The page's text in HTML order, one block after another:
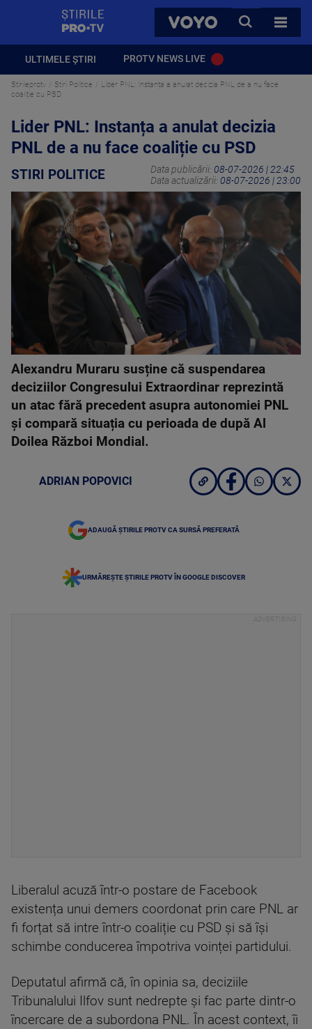
VOYO
CAUTA
TOATE
ULTIMELE ȘTIRI PROTV NEWS LIVE
Stirileprotv Stiri Politice
Lider PNL: Instanța a anulat decizia PNL de a nu face
coaliție cu PSD
Lider PNL: Instanța a anulat decizia
PNL de a nu face coaliție cu PSD
STIRI POLITICE Data publicării: 08-07-2026 | 22:45
Data actualizării: 08-07-2026 | 23:00
Alexandru Muraru susține că suspendarea
deciziilor Congresului Extraordinar reprezintă
un atac fără precedent asupra autonomiei PNL
și compară situația cu perioada de după Al
Doilea Război Mondial.
ADRIAN POPOVICI
ADAUGĂ ȘTIRILE PROTV CA SURSĂ PREFERATĂ
URMĂREȘTE ȘTIRILE PROTV ÎN GOOGLE DISCOVER
Liberalul acuză într-o postare de Facebook
existența unui demers coordonat prin care PNL ar
fi forțat să intre într-o coaliție cu PSD și să își
schimbe conducerea împotriva voinței partidului.
Deputatul afirmă că, în opinia sa, deciziile
Tribunalului Ilfov sunt nedrepte și fac parte dintr-o
încercare de a subordona PNL. În acest context, îi